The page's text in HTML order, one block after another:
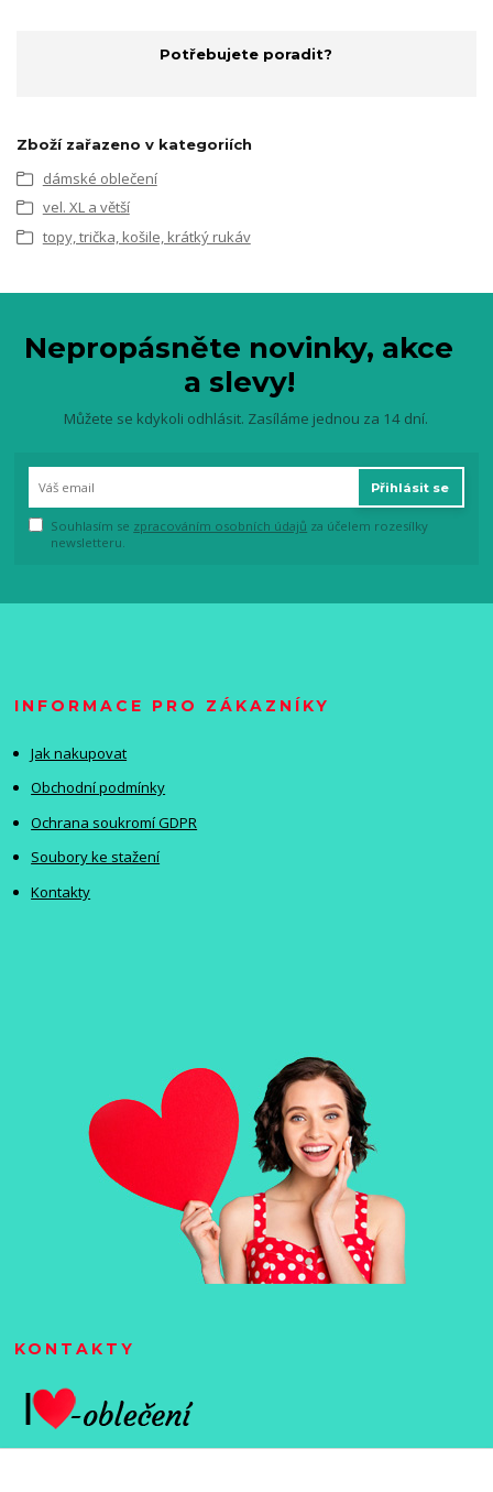
Potřebujete poradit?
Zboží zařazeno v kategoriích
dámské oblečení
vel. XL a větší
topy, trička, košile, krátký rukáv
Nepropásněte novinky, akce
a slevy!
Můžete se kdykoli odhlásit. Zasíláme jednou za 14 dní.
Přihlásit se
Souhlasím se zpracováním osobních údajů za účelem rozesílky
newsletteru.
INFORMACE PRO ZÁKAZNÍKY
Jak nakupovat
Obchodní podmínky
Ochrana soukromí GDPR
Soubory ke stažení
Kontakty
KONTAKTY